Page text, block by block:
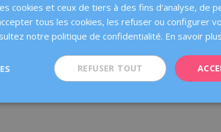
à nos côtés.
fêtes !
cookies et ceux de tiers à des fins d'analyse, de
tous les cookies, les refuser ou configurer
notre politique de confidentialité. En savoir plus
REFUSER TOUT